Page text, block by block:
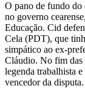
O pano de fundo do
no governo
Educação. Cid
Cela (PDT), que
simpático ao ex-
Cláudio. No fim das
legenda trabalhista
vencedor da disputa.